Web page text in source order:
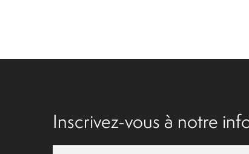
Inscrivez-vous à notre